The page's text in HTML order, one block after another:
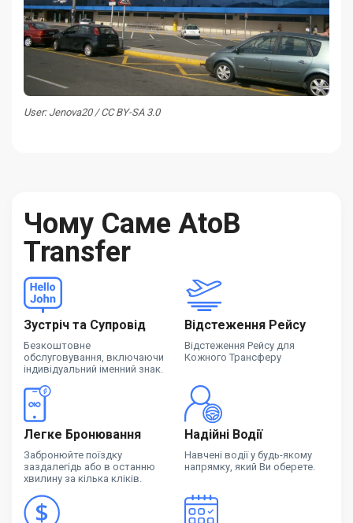
User: Jenova20 / CC BY-SA 3.0
Чому Саме AtoB
Transfer
Зустріч та Супровід
Безкоштовне
обслуговування, включаючи
індивідуальний іменний знак.
Відстеження Рейсу
Відстеження Рейсу для
Кожного Трансферу
Легке Бронювання
Забронюйте поїздку
заздалегідь або в останню
хвилину за кілька кліків.
Надійні Водії
Навчені водії у будь-якому
напрямку, який Ви оберете.